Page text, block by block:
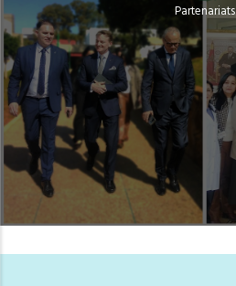
Partenariats